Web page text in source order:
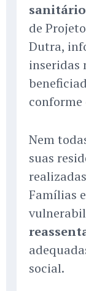
sanitário
de
Dutra,
inseridas
conforme
Nem
suas
Famílias
social.